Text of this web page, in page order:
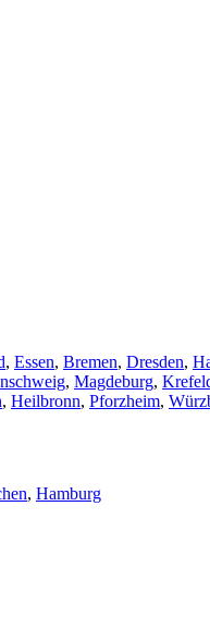
, Essen, Bremen, Dresden,
, Magdeburg,
, Heilbronn, Pforzheim,
, Hamburg